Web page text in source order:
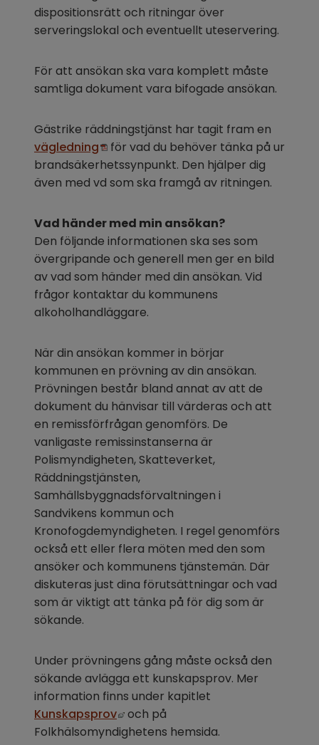
dispositionsrätt och ritningar över
serveringslokal och eventuellt uteservering.
För att ansökan ska vara komplett måste
samtliga dokument vara bifogade ansökan.
vägledning Pdf, 184.4 kB.
för vad du behöver tänka på ur
brandsäkerhetssynpunkt. Den hjälper dig
även med vd som ska framgå av ritningen.
Vad händer med min ansökan?
Den följande informationen ska ses som
övergripande och generell men ger en bild
av vad som händer med din ansökan. Vid
frågor kontaktar du kommunens
alkoholhandläggare.
När din ansökan kommer in börjar
kommunen en prövning av din ansökan.
Prövningen består bland annat av att de
dokument du hänvisar till värderas och att
en remissförfrågan genomförs. De
vanligaste remissinstanserna är
Polismyndigheten, Skatteverket,
Räddningstjänsten,
Samhällsbyggnadsförvaltningen i
Sandvikens kommun och
Kronofogdemyndigheten. I regel genomförs
också ett eller flera möten med den som
ansöker och kommunens tjänstemän. Där
diskuteras just dina förutsättningar och vad
som är viktigt att tänka på för dig som är
sökande.
Under prövningens gång måste också den
sökande avlägga ett kunskapsprov. Mer
Kunskapsprov Länk till annan webbplats,
och på
Folkhälsomyndighetens hemsida.